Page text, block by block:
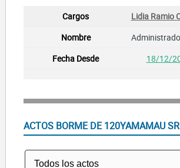
Lidia Ramio
18/12/
ACTOS BORME DE 120YAMAMAU